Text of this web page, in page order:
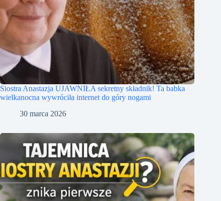
Siostra Anastazja UJAWNIŁA sekretny składnik! Ta babka
wielkanocna wywróciła internet do góry nogami
30 marca 2026